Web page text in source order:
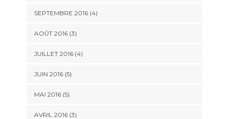
SEPTEMBRE 2016(4)
AOÛT 2016(3)
JUILLET 2016(4)
JUIN 2016(5)
MAI 2016(5)
AVRIL 2016(3)